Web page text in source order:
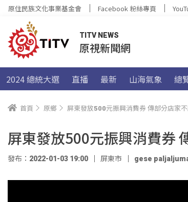
原住民族文化事業基金會 Facebook 粉絲專頁
TITV NEWS
原視新聞網
2024 總統大選 直播 最新 山海氣象 總
首頁 原鄉 屏東發放500元振興消費券 傳部分店家
屏東發放500元振興消費券
發布：2022-01-03 19:00 屏東市 gese